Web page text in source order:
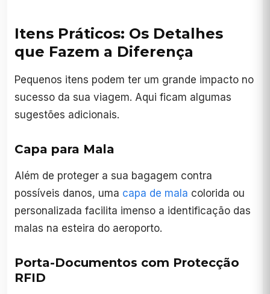
Itens Práticos: Os Detalhes
que Fazem a Diferença
Pequenos itens podem ter um grande impacto no
sucesso da sua viagem. Aqui ficam algumas
sugestões adicionais.
Capa para Mala
Além de proteger a sua bagagem contra
possíveis danos, uma capa de mala colorida ou
personalizada facilita imenso a identificação das
malas na esteira do aeroporto.
Porta-Documentos com Protecção
RFID